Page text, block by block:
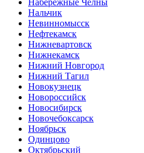
Нальчик
Невинномысск
Нефтекамск
Нижневартовск
Нижнекамск
Нижний Новгород
Нижний Тагил
Новокузнецк
Новороссийск
Новосибирск
Новочебоксарск
Ноябрьск
Одинцово
Октябрьский